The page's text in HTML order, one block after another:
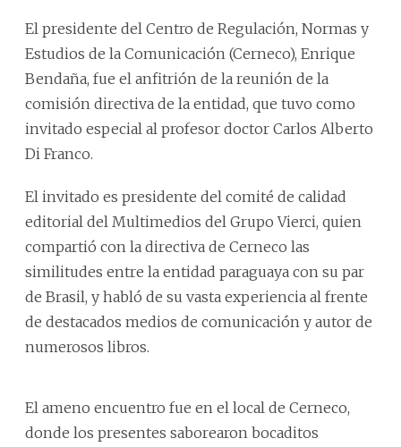
El presidente del Centro de Regulación, Normas y
Estudios de la Comunicación (Cerneco), Enrique
Bendaña, fue el anfitrión de la reunión de la
comisión directiva de la entidad, que tuvo como
invitado especial al profesor doctor Carlos Alberto
Di Franco.
El invitado es presidente del comité de calidad
editorial del Multimedios del Grupo Vierci, quien
compartió con la directiva de Cerneco las
similitudes entre la entidad paraguaya con su par
de Brasil, y habló de su vasta experiencia al frente
de destacados medios de comunicación y autor de
numerosos libros.
El ameno encuentro fue en el local de Cerneco,
donde los presentes saborearon bocaditos